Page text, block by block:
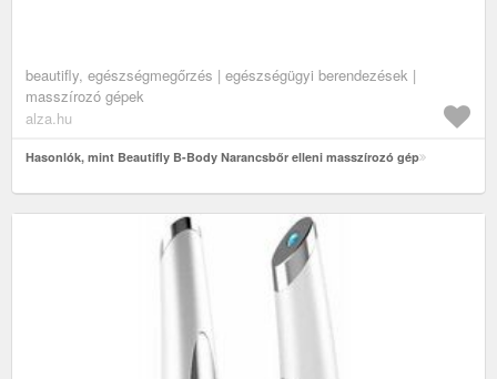
beautifly, egészségmegőrzés | egészségügyi berendezések |
masszírozó gépek
alza.hu
Hasonlók, mint Beautifly B-Body Narancsbőr elleni masszírozó gép